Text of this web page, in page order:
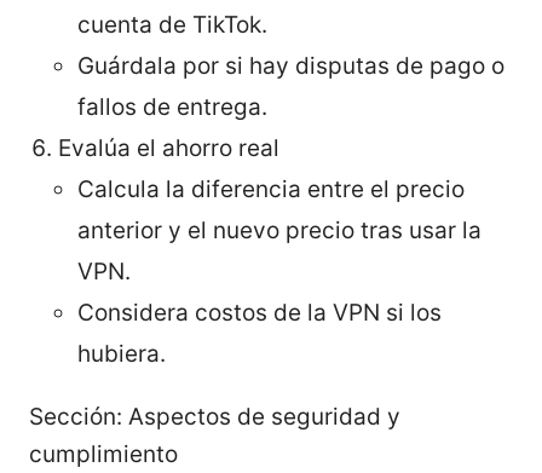
cuenta de TikTok.
Guárdala por si hay disputas de pago o
fallos de entrega.
Evalúa el ahorro real
Calcula la diferencia entre el precio
anterior y el nuevo precio tras usar la
VPN.
Considera costos de la VPN si los
hubiera.
Sección: Aspectos de seguridad y
cumplimiento